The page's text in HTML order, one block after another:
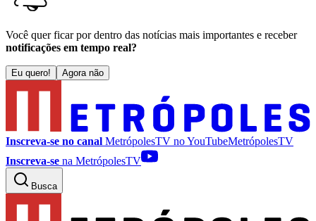
Você quer ficar por dentro das notícias mais importantes e receber
notificações em tempo real?
Eu quero! Agora não
Inscreva-se no canal MetrópolesTV noYouTubeMetrópolesTV
Inscreva-se na MetrópolesTV
Busca